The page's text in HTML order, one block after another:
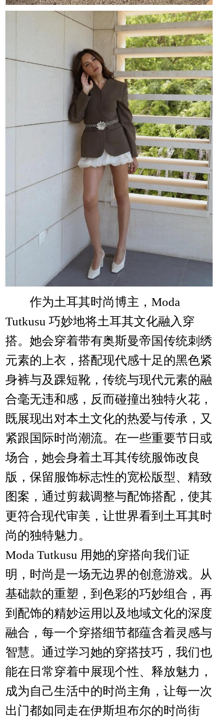
作为土耳其时尚博主，Moda
Tutkusu 巧妙地将土耳其文化融入穿
搭。她会穿着带有奥斯曼帝国传统刺绣
元素的上衣，搭配现代感十足的黑色紧
身裤与及踝短靴，传统与现代元素的融
合毫无违和感，反而碰撞出独特火花，
既展现出对本土文化的热爱与传承，又
紧跟国际时尚潮流。在一些重要节日或
场合，她会身着土耳其传统服饰改良
版，保留服饰标志性的宽松版型、精致
图案，通过剪裁调整与配饰搭配，使其
更符合现代审美，让世界看到土耳其时
尚的独特魅力。
Moda Tutkusu 用她的穿搭向我们证
明，时尚是一场无边界的创意游戏。从
基础款的重塑，到色彩的巧妙组合，再
到配饰的精妙运用以及地域文化的深度
融合，每一个穿搭细节都蕴含着灵感与
智慧。通过学习她的穿搭技巧，我们也
能在日常穿着中展现个性、释放魅力，
成为自己生活中的时尚主角，让每一次
出门都如同走在伊斯坦布尔的时尚街